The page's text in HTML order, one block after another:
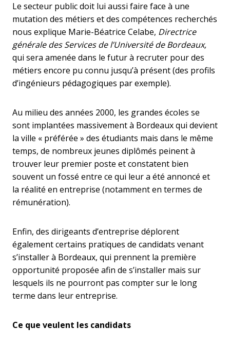
Le secteur public doit lui aussi faire face à une
mutation des métiers et des compétences recherchés
nous explique Marie-Béatrice Celabe, Directrice
générale des Services de l’Université de Bordeaux,
qui sera amenée dans le futur à recruter pour des
métiers encore pu connu jusqu’à présent (des profils
d’ingénieurs pédagogiques par exemple).
Au milieu des années 2000, les grandes écoles se
sont implantées massivement à Bordeaux qui devient
la ville « préférée » des étudiants mais dans le même
temps, de nombreux jeunes diplômés peinent à
trouver leur premier poste et constatent bien
souvent un fossé entre ce qui leur a été annoncé et
la réalité en entreprise (notamment en termes de
rémunération).
Enfin, des dirigeants d’entreprise déplorent
également certains pratiques de candidats venant
s’installer à Bordeaux, qui prennent la première
opportunité proposée afin de s’installer mais sur
lesquels ils ne pourront pas compter sur le long
terme dans leur entreprise.
Ce que veulent les candidats